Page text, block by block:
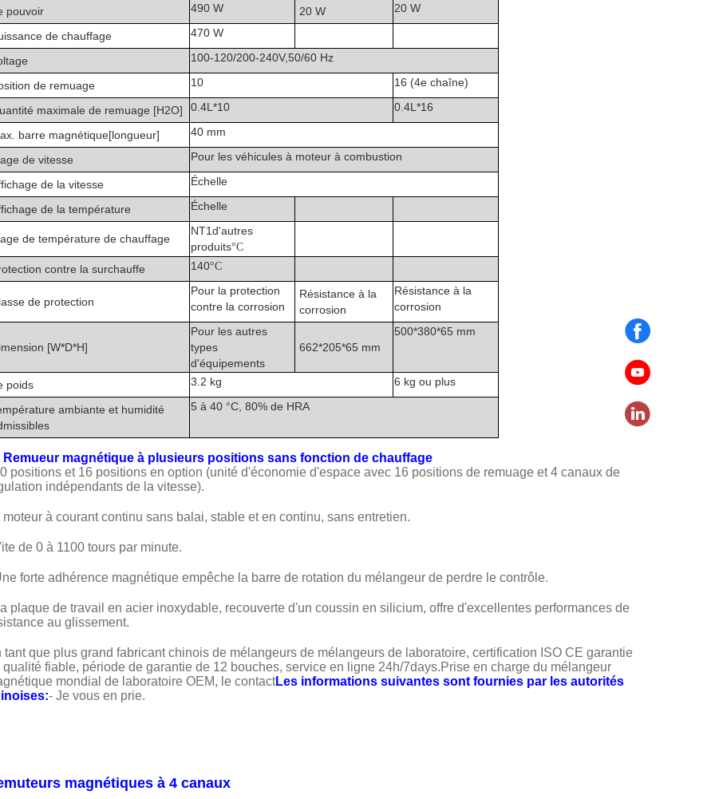
pouvoir 490 W 20 W 20 W
de chauffage 470 W
100-120/200-240V,50/60 Hz
de remuage 10 16 (4e chaîne)
maximale de remuage [H2O] 0.4L*10 0.4L*16
barre magnétique[longueur] 40 mm
de vitesse Pour les véhicules à moteur à combustion
de la vitesse Échelle
de la température Échelle
de température de chauffage
NT1d'autres
produits°C
contre la surchauffe 140°C
de protection
Pour la protection
contre la corrosion
Résistance à la
corrosion
Résistance à la
corrosion
[W*D*H]
Pour les autres
types
d'équipements
662*205*65 mm
500*380*65 mm
poids 3.2 kg 6 kg ou plus
ambiante et humidité
5 à 40 °C, 80% de HRA
Remueur magnétique à plusieurs positions sans fonction de chauffage
positions et 16 positions en option (unité d'économie d'espace avec 16 positions de remuage et 4 canaux de
indépendants de la vitesse).
moteur à courant continu sans balai, stable et en continu, sans entretien.
de 0 à 1100 tours par minute.
forte adhérence magnétique empêche la barre de rotation du mélangeur de perdre le contrôle.
plaque de travail en acier inoxydable, recouverte d'un coussin en silicium, offre d'excellentes performances de
au glissement.
tant que plus grand fabricant chinois de mélangeurs de mélangeurs de laboratoire, certification ISO CE garantie
qualité fiable, période de garantie de 12 bouches, service en ligne 24h/7days.Prise en charge du mélangeur
mondial de laboratoire OEM, le contactLes informations suivantes sont fournies par les autorités
- Je vous en prie.
magnétiques à 4 canaux